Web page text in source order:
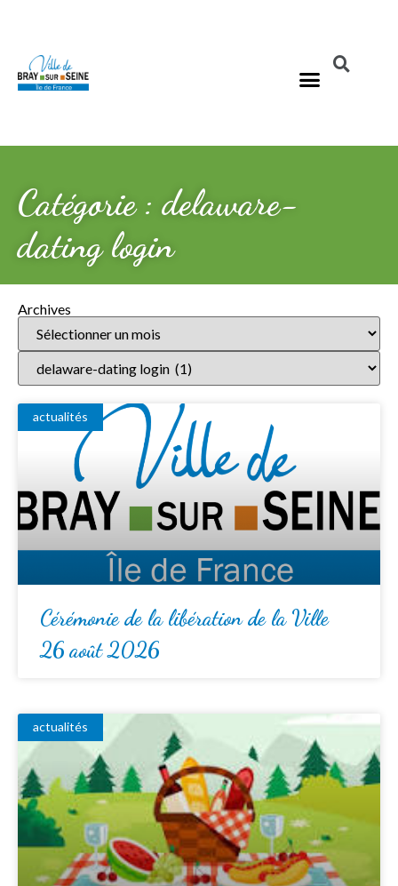
Catégorie : delaware-
dating login
Archives
actualités
Cérémonie de la libération de la Ville
26 août 2026
actualités